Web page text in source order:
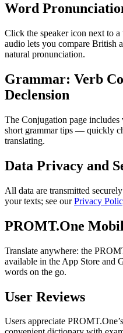
Word
Click the speaker icon next to
audio lets you compare British
natural pronunciation.
Grammar: Verb
Declension
The Conjugation page
short grammar tips — quickly
translating.
Data Privacy and
All data are transmitted
your texts; see ourPrivacy
PROMT.One
Translate anywhere: the
available in the App Store and
words on the go.
User Reviews
Users appreciate